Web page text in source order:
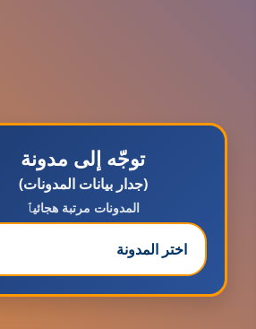
توجّه إلى مدونة
(جدار بيانات المدونات)
المدونات مرتبة هجائيٱ
اختر المدونة